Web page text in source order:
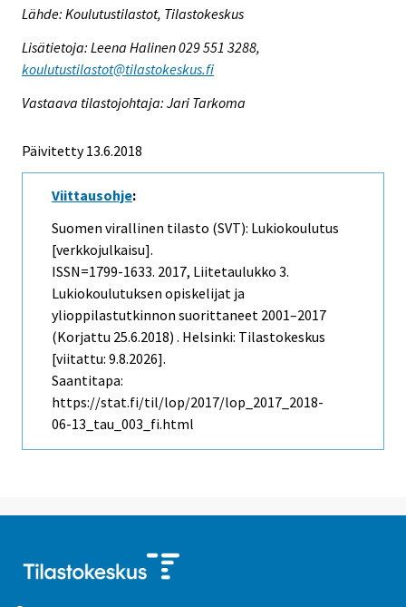
Lähde: Koulutustilastot, Tilastokeskus
Lisätietoja: Leena Halinen 029 551 3288,
koulutustilastot@tilastokeskus.fi
Vastaava tilastojohtaja: Jari Tarkoma
Päivitetty 13.6.2018
Viittausohje:
Suomen virallinen tilasto (SVT): Lukiokoulutus
[verkkojulkaisu].
ISSN=1799-1633. 2017, Liitetaulukko 3.
Lukiokoulutuksen opiskelijat ja
ylioppilastutkinnon suorittaneet 2001–2017
(Korjattu 25.6.2018) . Helsinki: Tilastokeskus
[viitattu: 9.8.2026].
Saantitapa:
https://stat.fi/til/lop/2017/lop_2017_2018-
06-13_tau_003_fi.html